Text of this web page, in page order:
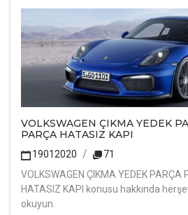
VOLKSWAGEN ÇIKMA YEDEK
PARÇA HATASIZ KAPI
19012020
71
VOLKSWAGEN ÇIKMA YEDEK PARÇA
HATASIZ KAPI konusu hakkında
okuyun.